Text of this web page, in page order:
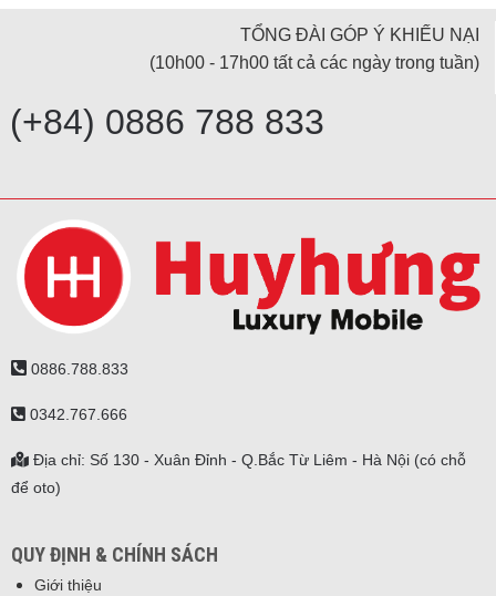
TỔNG ĐÀI GÓP Ý KHIẾU NẠI
(10h00 - 17h00 tất cả các ngày trong tuần)
(+84) 0886 788 833
0886.788.833
0342.767.666
Địa chỉ: Số 130 - Xuân Đỉnh - Q.Bắc Từ Liêm - Hà Nội (có chỗ
để oto)
QUY ĐỊNH & CHÍNH SÁCH
Giới thiệu